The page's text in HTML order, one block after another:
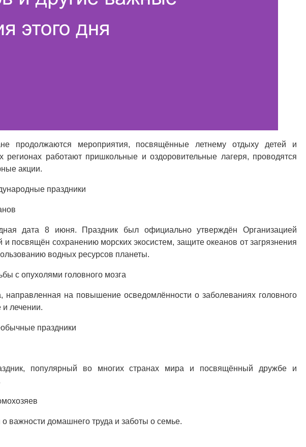
продолжаются мероприятия, посвящённые летнему отдыху детей и
регионах работают пришкольные и оздоровительные лагеря, проводятся
акции.
праздники
дата 8 июня. Праздник был официально утверждён Организацией
посвящён сохранению морских экосистем, защите океанов от загрязнения
водных ресурсов планеты.
с опухолями головного мозга
направленная на повышение осведомлённости о заболеваниях головного
и лечении.
праздники
популярный во многих странах мира и посвящённый дружбе и
важности домашнего труда и заботы о семье.